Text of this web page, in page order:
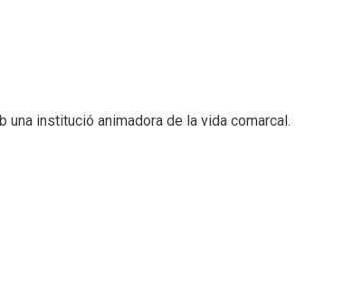
institució animadora de la vida comarcal.